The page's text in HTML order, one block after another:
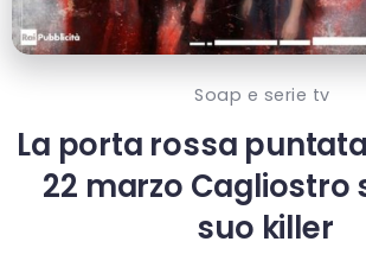
Soap e serie tv
La porta rossa
22 marzo Cagliostro
suo killer